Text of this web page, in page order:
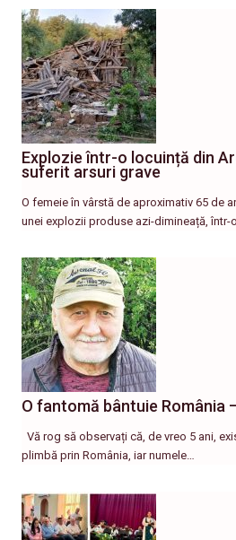
Explozie într-o locuință din
suferit arsuri grave
O femeie în vârstă de aproximativ 65 de
unei explozii produse azi-dimineață, într-
O fantomă bântuie România
Vă rog să observați că, de vreo 5 ani,
plimbă prin România, iar numele…